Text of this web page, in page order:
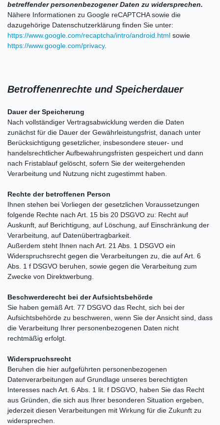
betreffender personenbezogener Daten zu widersprechen.
Nähere Informationen zu Google reCAPTCHA sowie die
dazugehörige Datenschutzerklärung finden Sie unter:
https://www.google.com/recaptcha/intro/android.html sowie
https://www.google.com/privacy.
Betroffenenrechte und Speicherdauer
Dauer der Speicherung
Nach vollständiger Vertragsabwicklung werden die Daten
zunächst für die Dauer der Gewährleistungsfrist, danach unter
Berücksichtigung gesetzlicher, insbesondere steuer- und
handelsrechtlicher Aufbewahrungsfristen gespeichert und dann
nach Fristablauf gelöscht, sofern Sie der weitergehenden
Verarbeitung und Nutzung nicht zugestimmt haben.
Rechte der betroffenen Person
Ihnen stehen bei Vorliegen der gesetzlichen Voraussetzungen
folgende Rechte nach Art. 15 bis 20 DSGVO zu: Recht auf
Auskunft, auf Berichtigung, auf Löschung, auf Einschränkung der
Verarbeitung, auf Datenübertragbarkeit.
Außerdem steht Ihnen nach Art. 21 Abs. 1 DSGVO ein
Widerspruchsrecht gegen die Verarbeitungen zu, die auf Art. 6
Abs. 1 f DSGVO beruhen, sowie gegen die Verarbeitung zum
Zwecke von Direktwerbung.
Beschwerderecht bei der Aufsichtsbehörde
Sie haben gemäß Art. 77 DSGVO das Recht, sich bei der
Aufsichtsbehörde zu beschweren, wenn Sie der Ansicht sind, dass
die Verarbeitung Ihrer personenbezogenen Daten nicht
rechtmäßig erfolgt.
Widerspruchsrecht
Beruhen die hier aufgeführten personenbezogenen
Datenverarbeitungen auf Grundlage unseres berechtigten
Interesses nach Art. 6 Abs. 1 lit. f DSGVO, haben Sie das Recht
aus Gründen, die sich aus Ihrer besonderen Situation ergeben,
jederzeit diesen Verarbeitungen mit Wirkung für die Zukunft zu
widersprechen.